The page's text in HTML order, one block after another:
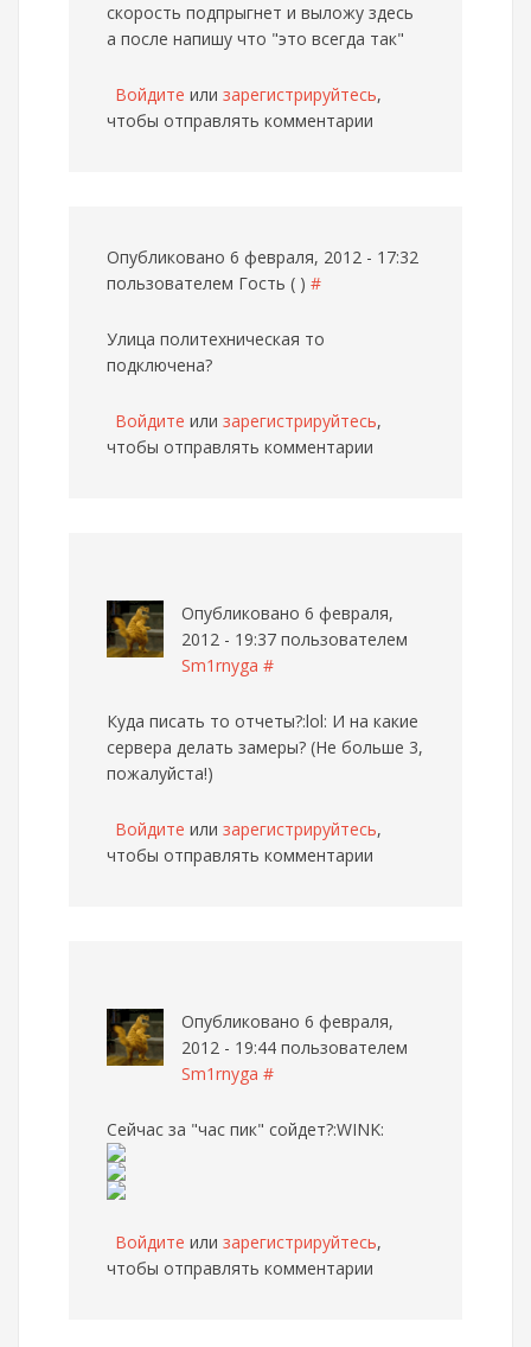
скорость подпрыгнет и выложу здесь
а после напишу что "это всегда так"
Войдите или зарегистрируйтесь,
чтобы отправлять комментарии
Опубликовано 6 февраля, 2012 - 17:32
пользователем Гость ( ) #
Улица политехническая то
подключена?
Войдите или зарегистрируйтесь,
чтобы отправлять комментарии
Опубликовано 6 февраля,
2012 - 19:37 пользователем
Sm1rnyga #
Куда писать то отчеты?:lol: И на какие
сервера делать замеры? (Не больше 3,
пожалуйста!)
Войдите или зарегистрируйтесь,
чтобы отправлять комментарии
Опубликовано 6 февраля,
2012 - 19:44 пользователем
Sm1rnyga #
Сейчас за "час пик" сойдет?:WINK:
Войдите или зарегистрируйтесь,
чтобы отправлять комментарии